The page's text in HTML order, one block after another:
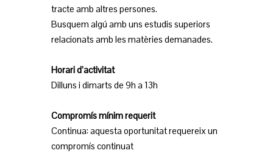
tracte amb altres persones.
Busquem algú amb uns estudis superiors
relacionats amb les matèries demanades.
Horari d’activitat
Dilluns i dimarts de 9h a 13h
Compromís mínim requerit
Continua: aquesta oportunitat requereix un
compromís continuat